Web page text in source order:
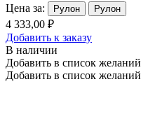
Цена за: Рулон Рулон
4 333,00 ₽
Добавить к заказу
В наличии
Добавить в список желаний
Добавить в список желаний